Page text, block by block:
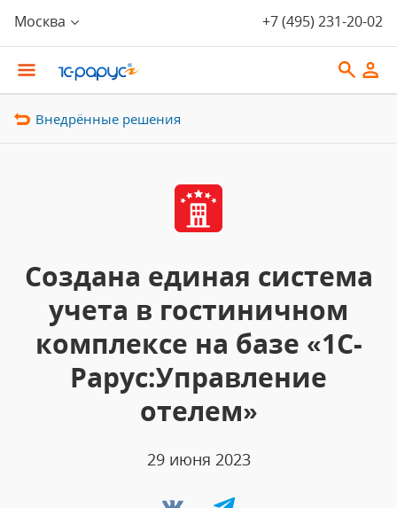
Москва +7 (495) 231-20-02
Внедрённые решения
Создана единая система
учета в гостиничном
комплексе на базе «1С-
Рарус:Управление
отелем»
29 июня 2023